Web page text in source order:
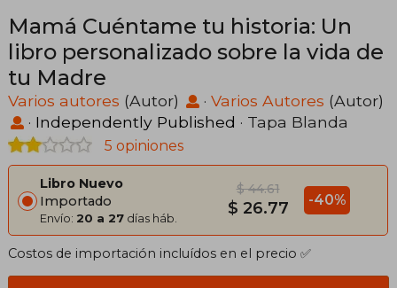
Mamá Cuéntame tu historia: Un
libro personalizado sobre la vida de
tu Madre
Varios autores (Autor) · Varios Autores (Autor)
· Independently Published · Tapa Blanda
5 opiniones
Libro Nuevo
Importado
Envío: 20 a 27 días háb.
$ 44.61
$ 26.77 -40%
Costos de importación incluídos en el precio ✅